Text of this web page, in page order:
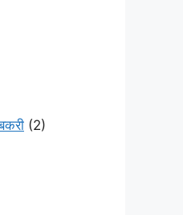
(2)